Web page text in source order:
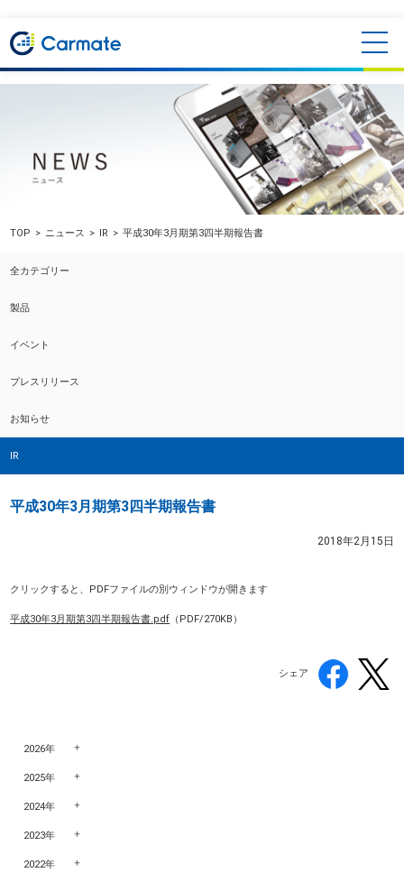
TOP ニュース IR 平成30年3月期第3四半期報告書
全カテゴリー
製品
イベント
プレスリリース
お知らせ
IR
平成30年3月期第3四半期報告書
2018年2月15日
クリックすると、PDFファイルの別ウィンドウが開きます
平成30年3月期第3四半期報告書.pdf （PDF/270KB）
シェア
2026年
2025年
2024年
2023年
2022年